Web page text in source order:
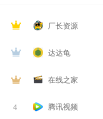
厂长资源
达达龟
在线之家
4 腾讯视频